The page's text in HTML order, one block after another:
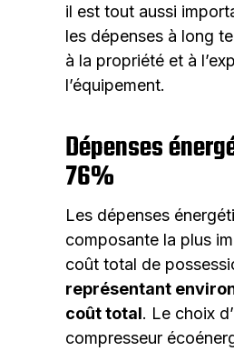
il est tout aussi
les dépenses à long
à la propriété et à
l’équipement.
Dépenses
76%
Les dépenses
composante la plus
coût total de
représentant
coût total. Le choix
compresseur